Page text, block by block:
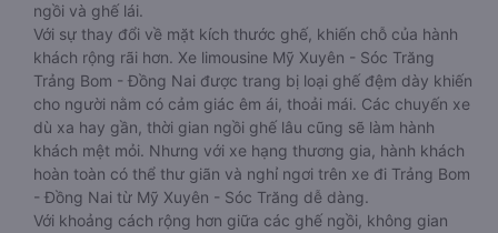
ngồi và ghế lái.
Với sự thay đổi về mặt kích thước ghế, khiến chỗ của hành
khách rộng rãi hơn. Xe limousine Mỹ Xuyên - Sóc Trăng
Trảng Bom - Đồng Nai được trang bị loại ghế đệm dày khiến
cho người nằm có cảm giác êm ái, thoải mái. Các chuyến xe
dù xa hay gần, thời gian ngồi ghế lâu cũng sẽ làm hành
khách mệt mỏi. Nhưng với xe hạng thương gia, hành khách
hoàn toàn có thể thư giãn và nghỉ ngơi trên xe đi Trảng Bom
- Đồng Nai từ Mỹ Xuyên - Sóc Trăng dễ dàng.
Với khoảng cách rộng hơn giữa các ghế ngồi, không gian